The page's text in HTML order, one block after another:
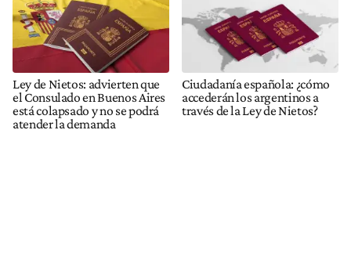
Ley de Nietos: advierten que
el Consulado en Buenos Aires
está colapsado y no se podrá
atender la demanda
Ciudadanía española: ¿cómo
accederán los argentinos a
través de la Ley de Nietos?